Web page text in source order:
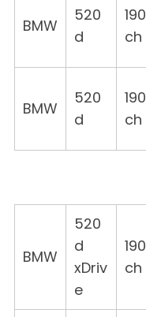
BMW
520
d
190
ch
BMW
520
d
190
ch
BMW
520
d
xDriv
e
190
ch